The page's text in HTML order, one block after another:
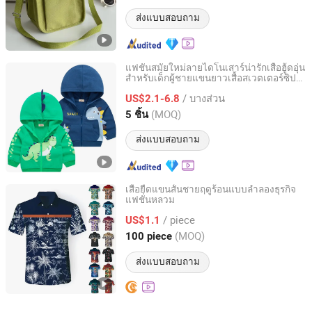
ส่งแบบสอบถาม
แฟชั่นสมัยใหม่ลายไดโนเสาร์น่ารักเสื้อฮู้ดอุ่น
สำหรับเด็กผู้ชายแขนยาวเสื้อสเวตเตอร์ซิป
US$2.1-6.8 / บางส่วน
5 ชิ้น (MOQ)
ส่งแบบสอบถาม
Shanghai Hexuan Baby Products Co., Ltd.
Shanghai, China อัตราจาก 2020
เสื้อยืดแขนสั้นชายฤดูร้อนแบบลำลองธุรกิจ
แฟชั่นหลวม
US$1.1 / piece
100 piece (MOQ)
ส่งแบบสอบถาม
Guangzhou Yinimei Trading Firm
Guangdong, China อัตราจาก 2026